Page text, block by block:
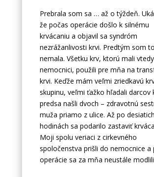
Prebrala som sa … až o týždeň.
že počas operácie došlo k silnému
krvácaniu a objavil sa syndróm
nezrážanlivosti krvi. Predtým som
nemala. Všetku krv, ktorú mali
nemocnici, použili pre mňa na
krvi. Keďže mám veľmi zriedkavú
skupinu, veľmi ťažko hľadali darcov
predsa našli dvoch – zdravotnú
muža priamo z ulice. Až po desiatich
hodinách sa podarilo zastaviť
Moji spolu veriaci z cirkevného
spoločenstva prišli do nemocnice a
operácie sa za mňa neustále